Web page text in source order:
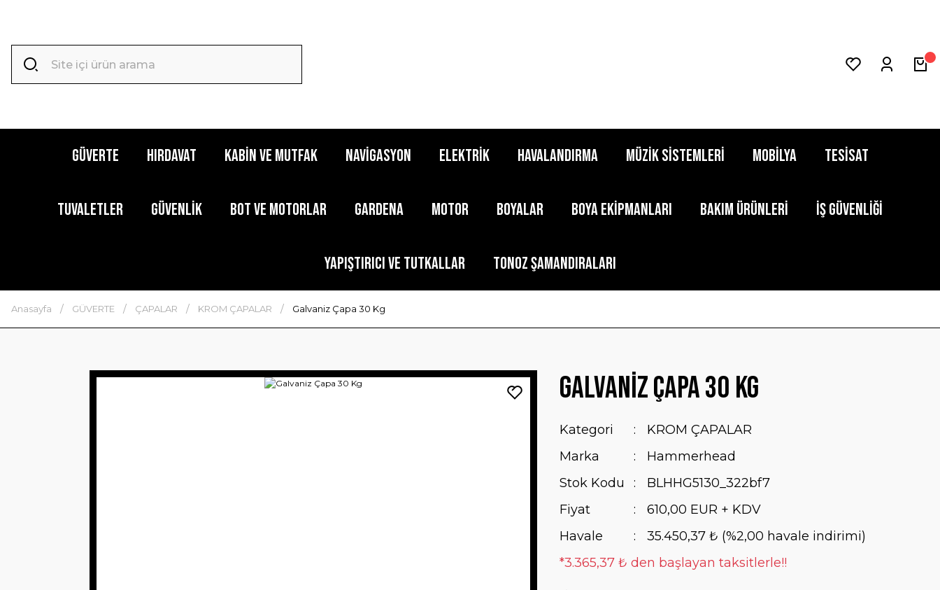
GÜVERTE HIRDAVAT KABİN ve MUTFAK NAVİGASYON ELEKTRİK HAVALANDIRMA MÜZİK SİSTEMLERİ MOBİLYA TESİSAT
TUVALETLER GÜVENLİK BOT ve MOTORLAR GARDENA MOTOR BOYALAR BOYA EKİPMANLARI BAKIM ÜRÜNLERİ İŞ GÜVENLİĞİ
YAPIŞTIRICI ve TUTKALLAR TONOZ ŞAMANDIRALARI
Anasayfa GÜVERTE ÇAPALAR KROM ÇAPALAR Galvaniz Çapa 30 Kg
Galvaniz Çapa 30 Kg
Kategori
KROM ÇAPALAR
Marka
Hammerhead
Stok Kodu
BLHHG5130_322bf7
Fiyat
610,00 EUR + KDV
Havale
35.450,37 ₺ (%2,00 havale indirimi)
*3.365,37 ₺ den başlayan taksitlerle!!